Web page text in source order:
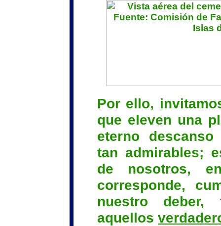
Por ello,
que eleven una
eterno
tan admirables;
de nosotros,
corresponde,
nuestro
aquellos